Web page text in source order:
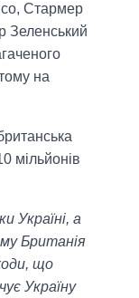
Стармер
Зеленський
на
мільйонів
Україні, а
Британія
що
Україну